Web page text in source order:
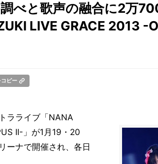
べと歌声の融合に2万
LIVE GRACE 2013 -
ピー
ラライブ「NANA
II-」が1月19・20
ーナで開催され、各日